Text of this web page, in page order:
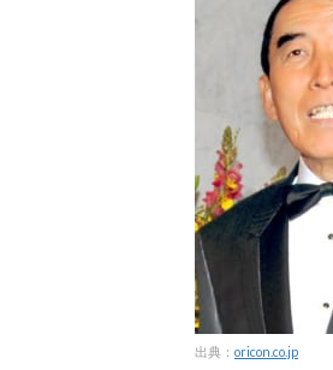
出典： oricon.co.jp